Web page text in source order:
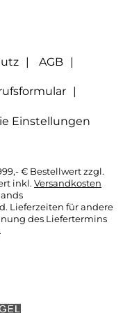
ich den Link
anklicke oder die
AGB
Einstellungen
€ Bestellwert zzgl.
inkl. Versandkosten
Lieferzeiten für andere
des Liefertermins
.